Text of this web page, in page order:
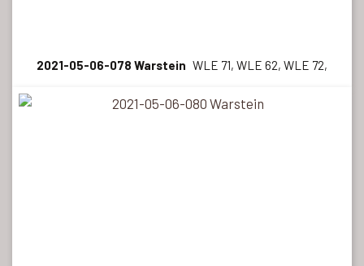
2021-05-06-078 Warstein WLE 71, WLE 62, WLE 72,